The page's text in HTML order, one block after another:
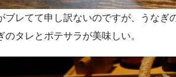
ブレてて申し訳ないのですが、うなぎ
のタレとポテサラが美味しい。